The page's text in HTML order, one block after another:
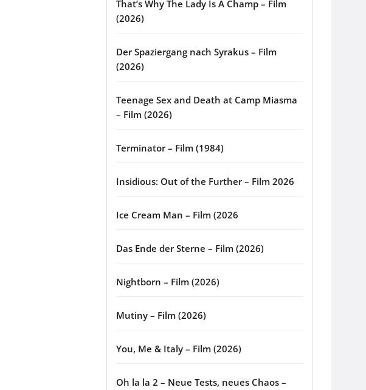
That’s Why The Lady Is A Champ – Film
(2026)
Der Spaziergang nach Syrakus – Film
(2026)
Teenage Sex and Death at Camp Miasma
– Film (2026)
Terminator – Film (1984)
Insidious: Out of the Further – Film 2026
Ice Cream Man – Film (2026
Das Ende der Sterne – Film (2026)
Nightborn – Film (2026)
Mutiny – Film (2026)
You, Me & Italy – Film (2026)
Oh la la 2 – Neue Tests, neues Chaos –